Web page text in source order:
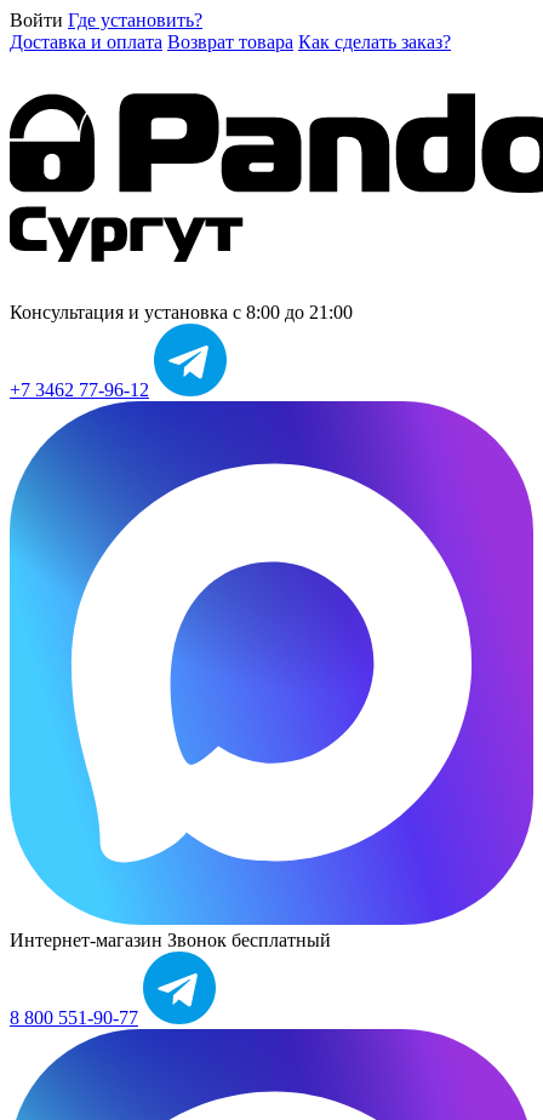
Войти Где установить?
Доставка и оплата Возврат товара Как сделать заказ?
Консультация и установка с 8:00 до 21:00
+7 3462 77-96-12
Интернет-магазин Звонок бесплатный
8 800 551-90-77